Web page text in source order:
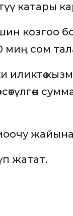
катары
козгоо
миң сом
жатат.